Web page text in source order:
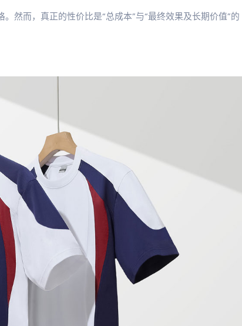
然而，真正的性价比是“总成本”与“最终效果及长期价值”的